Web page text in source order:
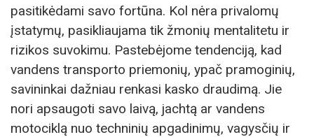
pasitikėdami savo fortūna. Kol nėra privalomų
įstatymų, pasikliaujama tik žmonių mentalitetu ir
rizikos suvokimu. Pastebėjome tendenciją, kad
vandens transporto priemonių, ypač pramoginių,
savininkai dažniau renkasi kasko draudimą. Jie
nori apsaugoti savo laivą, jachtą ar vandens
motociklą nuo techninių apgadinimų, vagysčių ir